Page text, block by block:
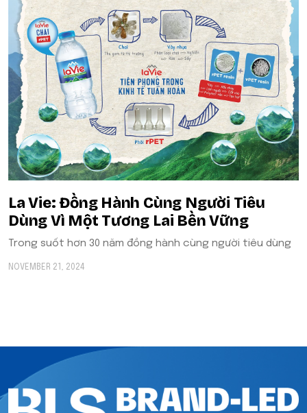
La Vie: Đồng Hành Cùng Người Tiêu
Dùng Vì Một Tương Lai Bền Vững
Trong suốt hơn 30 năm đồng hành cùng người tiêu dùng
NOVEMBER 21, 2024